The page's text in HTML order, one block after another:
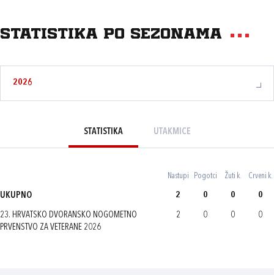
Statistika po sezonama
2026
STATISTIKA UTAKMICE
Nastupi Pogotci Žuti k. Crveni k.
UKUPNO 2 0 0 0
23. HRVATSKO DVORANSKO NOGOMETNO
PRVENSTVO ZA VETERANE 2026
2 0 0 0